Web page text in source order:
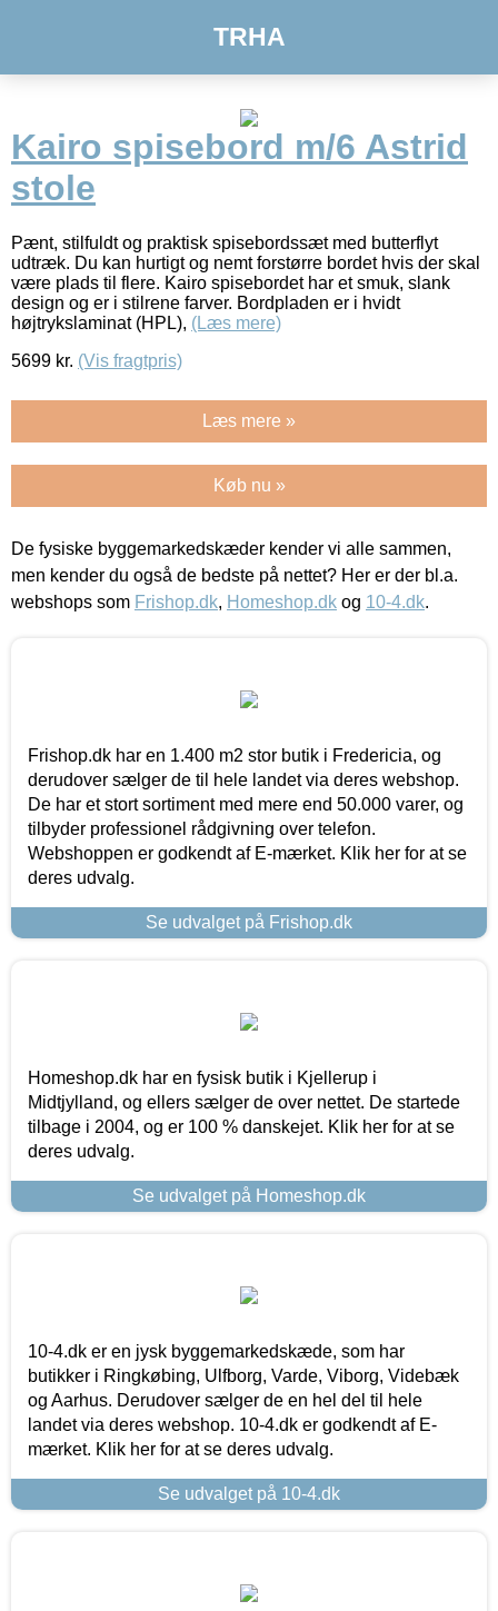
TRHA
Kairo spisebord m/6 Astrid
stole
Pænt, stilfuldt og praktisk spisebordssæt med butterflyt
udtræk. Du kan hurtigt og nemt forstørre bordet hvis der skal
være plads til flere. Kairo spisebordet har et smuk, slank
design og er i stilrene farver. Bordpladen er i hvidt
højtrykslaminat (HPL), (Læs mere)
5699 kr. (Vis fragtpris)
Læs mere »
Køb nu »
De fysiske byggemarkedskæder kender vi alle sammen,
men kender du også de bedste på nettet? Her er der bl.a.
webshops som Frishop.dk, Homeshop.dk og 10-4.dk.
Frishop.dk har en 1.400 m2 stor butik i Fredericia, og
derudover sælger de til hele landet via deres webshop.
De har et stort sortiment med mere end 50.000 varer, og
tilbyder professionel rådgivning over telefon.
Webshoppen er godkendt af E-mærket. Klik her for at se
deres udvalg.
Se udvalget på Frishop.dk
Homeshop.dk har en fysisk butik i Kjellerup i
Midtjylland, og ellers sælger de over nettet. De startede
tilbage i 2004, og er 100 % danskejet. Klik her for at se
deres udvalg.
Se udvalget på Homeshop.dk
10-4.dk er en jysk byggemarkedskæde, som har
butikker i Ringkøbing, Ulfborg, Varde, Viborg, Videbæk
og Aarhus. Derudover sælger de en hel del til hele
landet via deres webshop. 10-4.dk er godkendt af E-
mærket. Klik her for at se deres udvalg.
Se udvalget på 10-4.dk